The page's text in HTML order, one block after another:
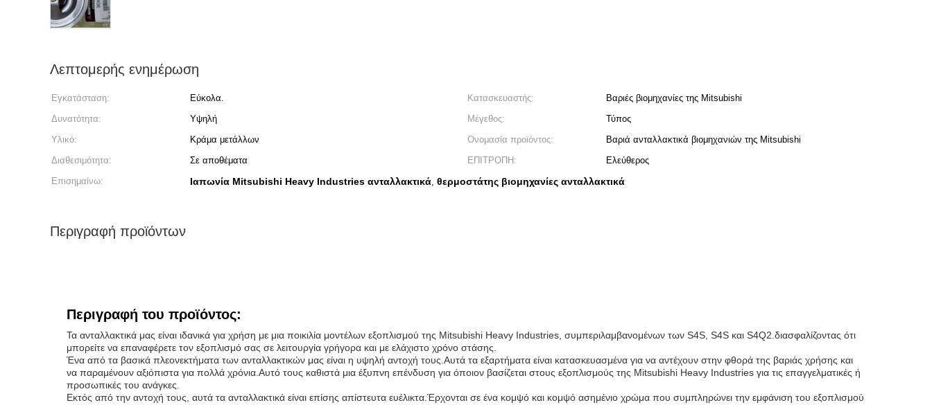
Λεπτομερής ενημέρωση
Εγκατάσταση: Εύκολα. Κατασκευαστής:
Βαριές βιομηχανίες της Mitsubishi
Δυνατότητα:
Υψηλή Μέγεθος:
Τύπος
Υλικό:
Κράμα μετάλλων Ονομασία προϊόντος:
Βαριά ανταλλακτικά βιομηχανιών της Mitsubishi
Διαθεσιμότητα:
Σε αποθέματα ΕΠΙΤΡΟΠΗ:
Ελεύθερος
Επισημαίνω:
Ιαπωνία Mitsubishi Heavy Industries ανταλλακτικά, θερμοστάτης βιομηχανίες ανταλλακτικά
Περιγραφή προϊόντων
Περιγραφή του προϊόντος:
Τα ανταλλακτικά μας είναι ιδανικά για χρήση με μια ποικιλία μοντέλων εξοπλισμού της Mitsubishi Heavy Industries, συμπεριλαμβανομένων των S4S, S4S και S4Q2.διασφαλίζοντας ότι
μπορείτε να επαναφέρετε τον εξοπλισμό σας σε λειτουργία γρήγορα και με ελάχιστο χρόνο στάσης.
Ένα από τα βασικά πλεονεκτήματα των ανταλλακτικών μας είναι η υψηλή αντοχή τους.Αυτά τα εξαρτήματα είναι κατασκευασμένα για να αντέχουν στην φθορά της βαριάς χρήσης και
να παραμένουν αξιόπιστα για πολλά χρόνια.Αυτό τους καθιστά μια έξυπνη επένδυση για όποιον βασίζεται στους εξοπλισμούς της Mitsubishi Heavy Industries για τις επαγγελματικές ή
προσωπικές του ανάγκες.
Εκτός από την αντοχή τους, αυτά τα ανταλλακτικά είναι επίσης απίστευτα ευέλικτα.Έρχονται σε ένα κομψό και κομψό ασημένιο χρώμα που συμπληρώνει την εμφάνιση του εξοπλισμού